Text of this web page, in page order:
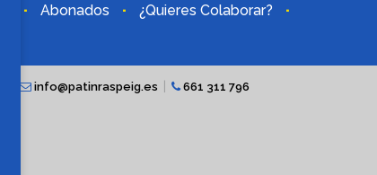
· Abonados · ¿Quieres Colaborar? ·
info@patinraspeig.es 661 311 796